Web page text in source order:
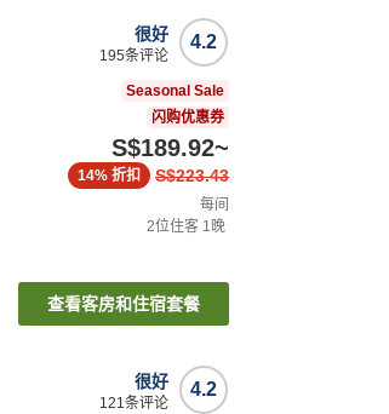
4.2
很好
195条评论
Seasonal Sale
闪购优惠券
S$189.92~
S$223.43
14% 折扣
每间
2位住客 1晚
查看客房和住宿套餐
4.2
很好
121条评论